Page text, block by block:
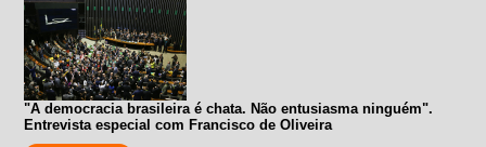
"A democracia brasileira é chata. Não entusiasma ninguém".
Entrevista especial com Francisco de Oliveira